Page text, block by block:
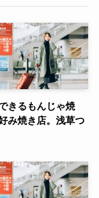
きるもんじゃ焼
み焼き店。浅草つ